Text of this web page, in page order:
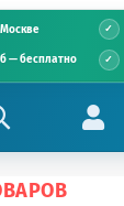
Москве
— бесплатно